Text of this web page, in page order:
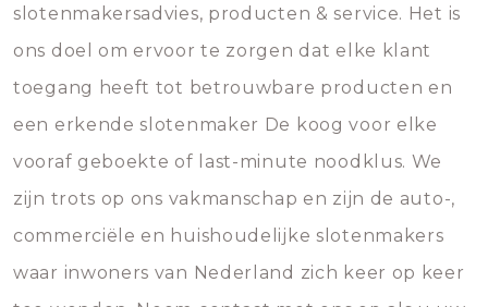
slotenmakersadvies, producten & service. Het is
ons doel om ervoor te zorgen dat elke klant
toegang heeft tot betrouwbare producten en
een erkende slotenmaker De koog voor elke
vooraf geboekte of last-minute noodklus. We
zijn trots op ons vakmanschap en zijn de auto-,
commerciële en huishoudelijke slotenmakers
waar inwoners van Nederland zich keer op keer